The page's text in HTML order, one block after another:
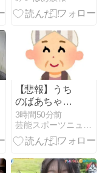
ｗｗｗｗｗｗ
ｗｗｗ
【悲報】うち
のばあちゃ
ん、ガチでと
んでもないこ
とにな
3時間50分前